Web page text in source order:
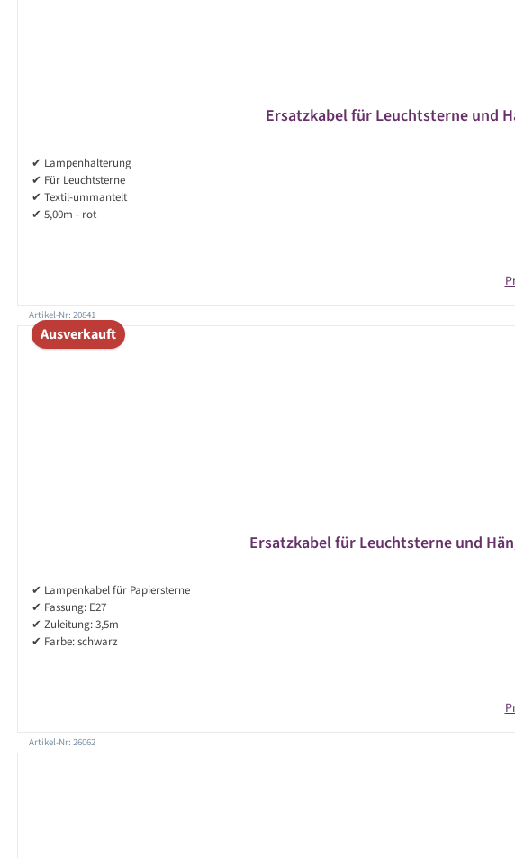
Ersatzkabel für Leuchtsterne und
✔ Lampenhalterung
✔ Für Leuchtsterne
✔ Textil-ummantelt
✔ 5,00m - rot
Artikel-Nr: 20841
Ausverkauft
Ersatzkabel für Leuchtsterne und
✔ Lampenkabel für Papiersterne
✔ Fassung: E27
✔ Zuleitung: 3,5m
✔ Farbe: schwarz
Artikel-Nr: 26062